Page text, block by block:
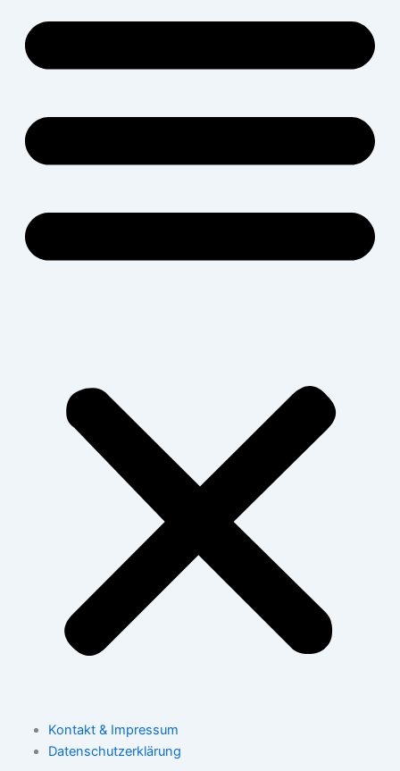
Kontakt & Impressum
Datenschutzerklärung